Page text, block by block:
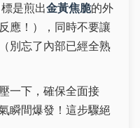
是煎出金黃焦脆的外
應！），同時不要讓
別忘了內部已經全熟
一下，確保全面接
瞬間爆發！這步驟絕